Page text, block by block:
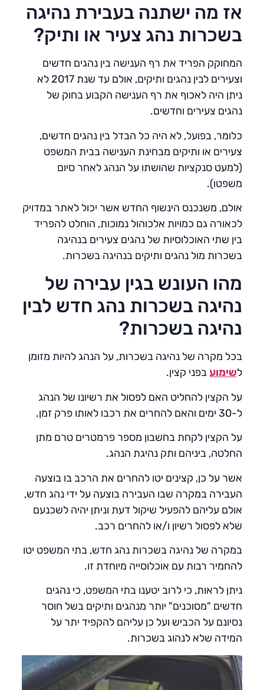
אז מה ישתנה בעבירת נהיגה
בשכרות נהג צעיר או ותיק?
המחוקק הפריד את רף הענישה בין נהגים חדשים
וצעירים לבין נהגים ותיקים, אולם עד שנת 2017 לא
ניתן היה לאכוף את רף הענישה הקבוע בחוק של
נהגים צעירים וחדשים.
כלומר, בפועל, לא היה כל הבדל בין נהגים חדשים,
צעירים או ותיקים מבחינת הענישה בבית המשפט
(למעט סנקציות שהושתו על הנהג לאחר סיום
משפטו).
אולם, משנכנס הינשוף החדש אשר יכול לאתר במדויק
לכאורה גם כמויות אלכוהול נמוכות, הוחלט להפריד
בין שתי האוכלוסיות של נהגים צעירים בנהיגה
בשכרות מול נהגים ותיקים בנהיגה בשכרות.
מהו העונש בגין עבירה של
נהיגה בשכרות נהג חדש לבין
נהיגה בשכרות?
בכל מקרה של נהיגה בשכרות, על הנהג להיות מזומן
לשימועבפני קצין.
על הקצין להחליט האם לפסול את רשיונו של הנהג
ל-30 ימים והאם להחרים את רכבו לאותו פרק זמן.
על הקצין לקחת בחשבון מספר פרמטרים טרם מתן
החלטה, ביניהם ותק נהיגת הנהג.
אשר על כן, קצינים יטו להחרים את הרכב בו בוצעה
העבירה במקרה שבו העבירה בוצעה על ידי נהג חדש,
אולם עליהם להפעיל שיקול דעת וניתן יהיה לשכנעם
שלא לפסול רשיון ו/או להחרים רכב.
במקרה של נהיגה בשכרות נהג חדש, בתי המשפט יטו
להחמיר רבות עם אוכלוסייה מיוחדת זו.
ניתן לראות, כי לרוב יטענו בתי המשפט, כי נהגים
חדשים "מסוכנים" יותר מנהגים ותיקים בשל חוסר
נסיונם על הכביש ועל כן עליהם להקפיד יתר על
המידה שלא לנהוג בשכרות.